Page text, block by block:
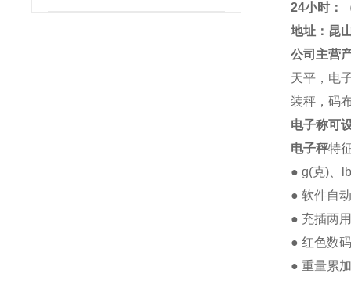
24小时：
地址：昆
公司主营
天平，电
装秤，码
电子称可
电子秤特
● g(克)、
● 软件自
● 充插两
● 红色数
● 重量累